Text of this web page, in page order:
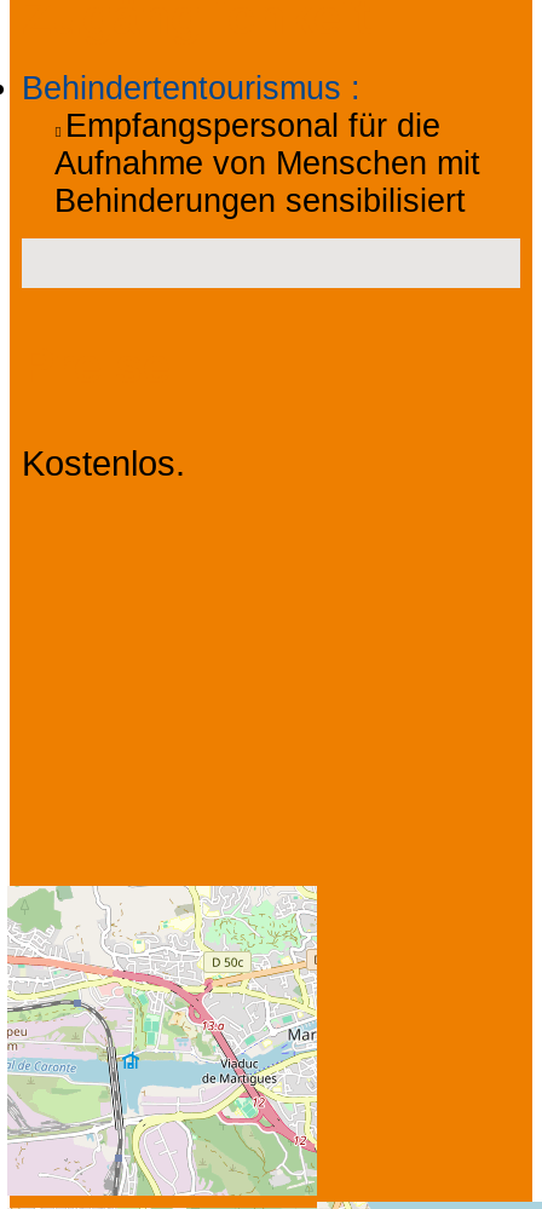
Behindertentourismus :
Empfangspersonal für die
Aufnahme von Menschen mit
Behinderungen sensibilisiert
Kostenlos.